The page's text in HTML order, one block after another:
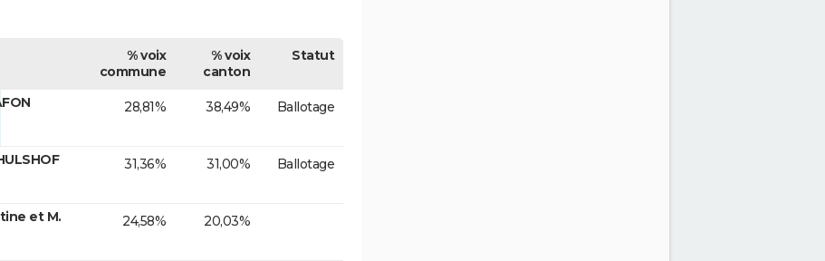
% voix
commune
% voix
canton
Statut
28,81% 38,49% Ballotage
31,36% 31,00% Ballotage
et M.
24,58% 20,03%